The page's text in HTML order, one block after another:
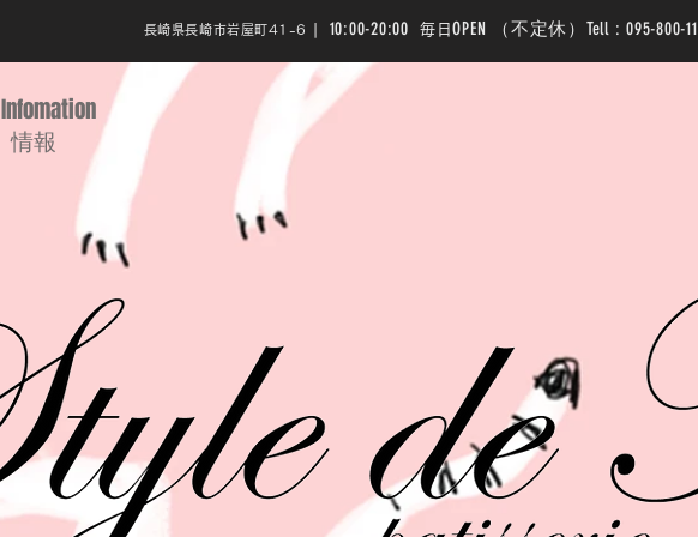
Infomation
情報
長崎県長崎市岩屋町41-6 10:00-20:00 毎日OPEN （不定休）Tell : 095-800-